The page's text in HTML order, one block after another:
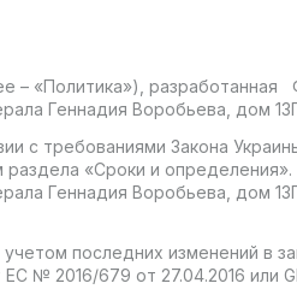
– «Политика»),
Геннадия Воробьева, дом
с требованиями Закона
раздела «Сроки и
Геннадия Воробьева, дом
учетом последних изменений
№ 2016/679 от 27.04.2016 или